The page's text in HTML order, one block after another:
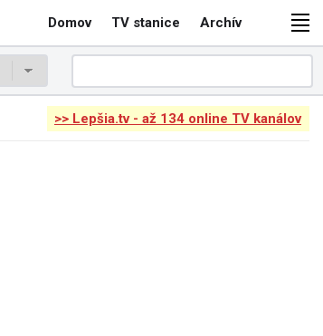
Domov TV stanice Archív
>> Lepšia.tv - až 134 online TV kanálov